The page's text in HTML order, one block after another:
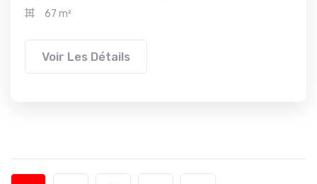
67 m²
Voir Les Détails